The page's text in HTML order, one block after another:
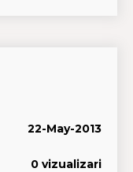
22-May-2013
0 vizualizari